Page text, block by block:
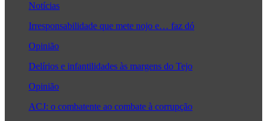
Notícias
Irresponsabilidade que mete nojo e… faz dó
Opinião
Delírios e infantilidades às margens do Tejo
Opinião
ACJ: o combatente ao combate à corrupção